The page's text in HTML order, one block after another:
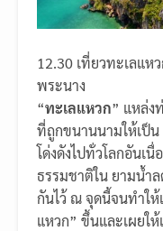
12.30 เที่ยวทะเลแหว
พระนาง
“ทะเลแหวก” แหล่ง
ที่ถูกขนานนามให้เป็น
โด่งดังไปทั่วโลกอันเ
ธรรมชาติใน ยามน้ำ
กันไว้ ณ จุดนี้จนทำให้
แหวก” ขึ้นและเผยใ